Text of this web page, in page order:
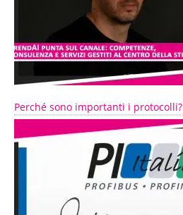
Perché sono importanti i protocolli?